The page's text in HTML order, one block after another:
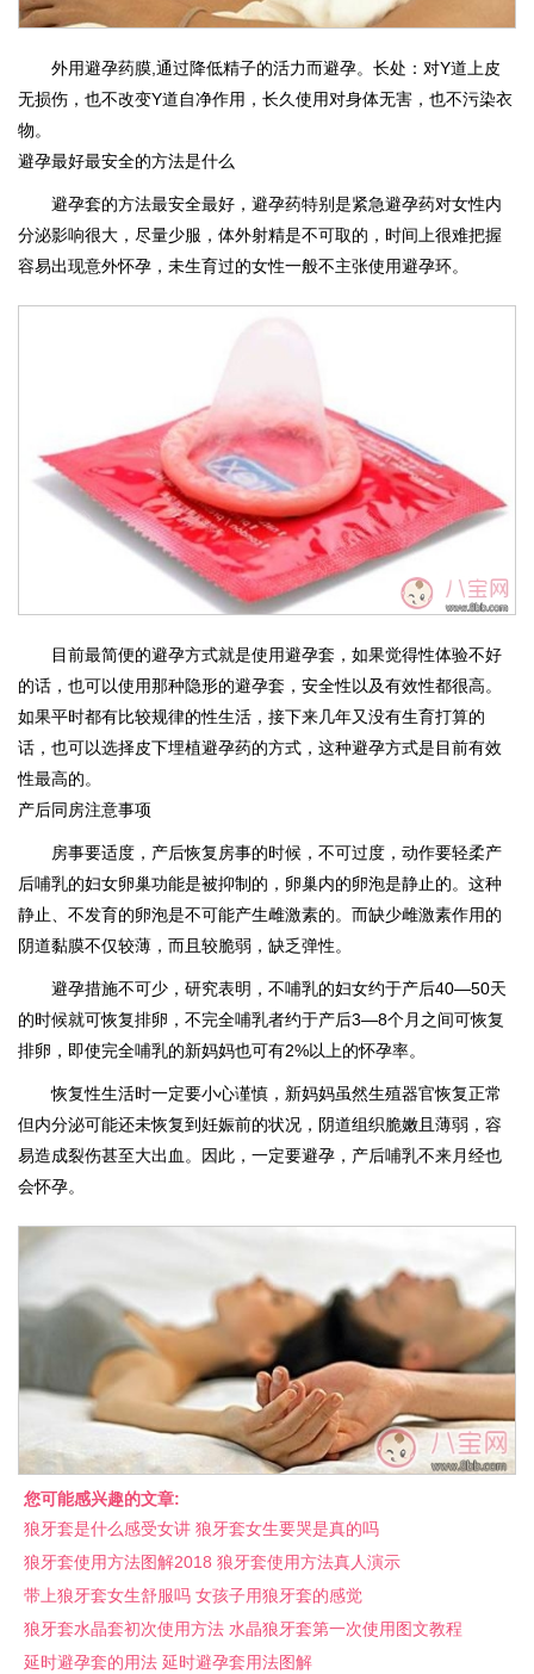
外用避孕药膜,通过降低精子的活力而避孕。长处：对Y道上皮
无损伤，也不改变Y道自净作用，长久使用对身体无害，也不污染衣
物。
避孕最好最安全的方法是什么
避孕套的方法最安全最好，避孕药特别是紧急避孕药对女性内
分泌影响很大，尽量少服，体外射精是不可取的，时间上很难把握
容易出现意外怀孕，未生育过的女性一般不主张使用避孕环。
目前最简便的避孕方式就是使用避孕套，如果觉得性体验不好
的话，也可以使用那种隐形的避孕套，安全性以及有效性都很高。
如果平时都有比较规律的性生活，接下来几年又没有生育打算的
话，也可以选择皮下埋植避孕药的方式，这种避孕方式是目前有效
性最高的。
产后同房注意事项
房事要适度，产后恢复房事的时候，不可过度，动作要轻柔产
后哺乳的妇女卵巢功能是被抑制的，卵巢内的卵泡是静止的。这种
静止、不发育的卵泡是不可能产生雌激素的。而缺少雌激素作用的
阴道黏膜不仅较薄，而且较脆弱，缺乏弹性。
避孕措施不可少，研究表明，不哺乳的妇女约于产后40—50天
的时候就可恢复排卵，不完全哺乳者约于产后3—8个月之间可恢复
排卵，即使完全哺乳的新妈妈也可有2%以上的怀孕率。
恢复性生活时一定要小心谨慎，新妈妈虽然生殖器官恢复正常
但内分泌可能还未恢复到妊娠前的状况，阴道组织脆嫩且薄弱，容
易造成裂伤甚至大出血。因此，一定要避孕，产后哺乳不来月经也
会怀孕。
您可能感兴趣的文章:
狼牙套是什么感受女讲 狼牙套女生要哭是真的吗
狼牙套使用方法图解2018 狼牙套使用方法真人演示
带上狼牙套女生舒服吗 女孩子用狼牙套的感觉
狼牙套水晶套初次使用方法 水晶狼牙套第一次使用图文教程
延时避孕套的用法 延时避孕套用法图解